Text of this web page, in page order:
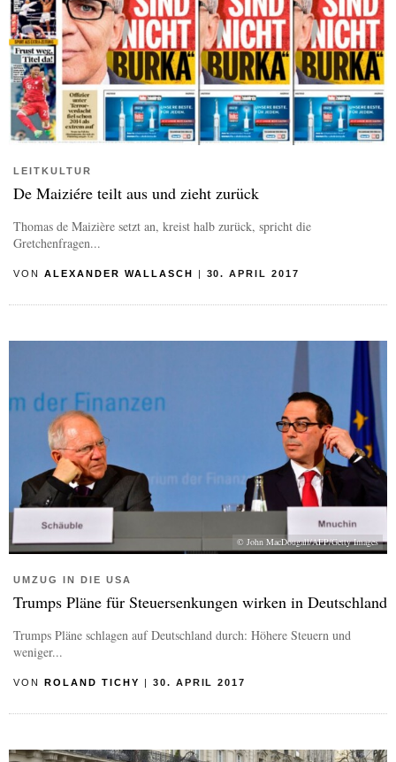
LEITKULTUR
De Maiziére teilt aus und zieht zurück
Thomas de Maizière setzt an, kreist halb zurück, spricht die
Gretchenfragen...
VON ALEXANDER WALLASCH | 30. APRIL 2017
© John MacDougall/AFP/Getty Images
UMZUG IN DIE USA
Trumps Pläne für Steuersenkungen wirken in Deutschland
Trumps Pläne schlagen auf Deutschland durch: Höhere Steuern und
weniger...
VON ROLAND TICHY | 30. APRIL 2017